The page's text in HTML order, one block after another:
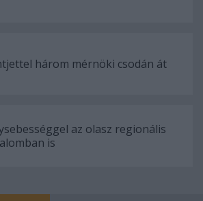
három mérnöki csodán át
az olasz regionális
is